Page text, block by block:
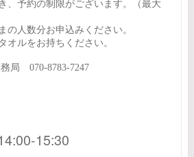
、予約の制限がございます。（最大
人数分お申込みください。
ルをお持ちください。
局 070-8783-7247
15:30